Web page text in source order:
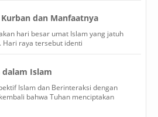
dan Manfaatnya
hari besar umat Islam yang jatuh
Hari raya tersebut identi
dalam Islam
Islam dan Berinteraksi dengan
bahwa Tuhan menciptakan